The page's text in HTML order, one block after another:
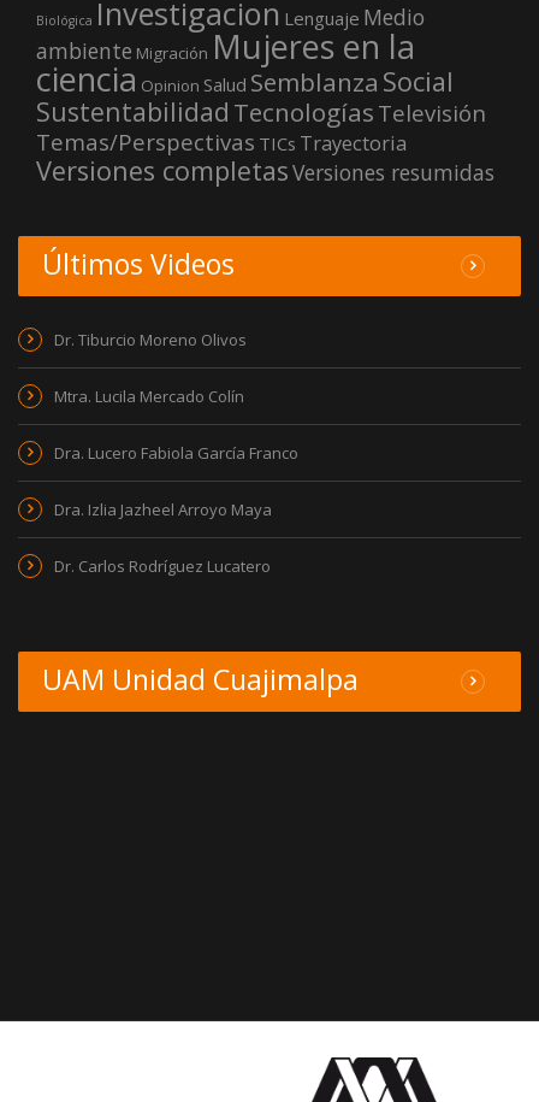
Biológica Investigacion Lenguaje Medio
ambiente Migración Mujeres en la
ciencia Opinion Salud Semblanza Social
Sustentabilidad Tecnologías Televisión
Temas/Perspectivas TICs Trayectoria
Versiones completasVersiones resumidas
Últimos Videos
Dr. Tiburcio Moreno Olivos
Mtra. Lucila Mercado Colín
Dra. Lucero Fabiola García Franco
Dra. Izlia Jazheel Arroyo Maya
Dr. Carlos Rodríguez Lucatero
UAM Unidad Cuajimalpa